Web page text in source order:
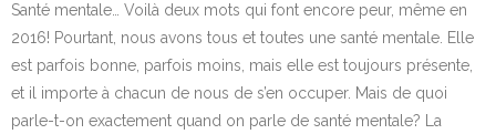
Santé mentale… Voilà deux mots qui font encore peur, même en
2016! Pourtant, nous avons tous et toutes une santé mentale. Elle
est parfois bonne, parfois moins, mais elle est toujours présente,
et il importe à chacun de nous de s’en occuper. Mais de quoi
parle-t-on exactement quand on parle de santé mentale? La